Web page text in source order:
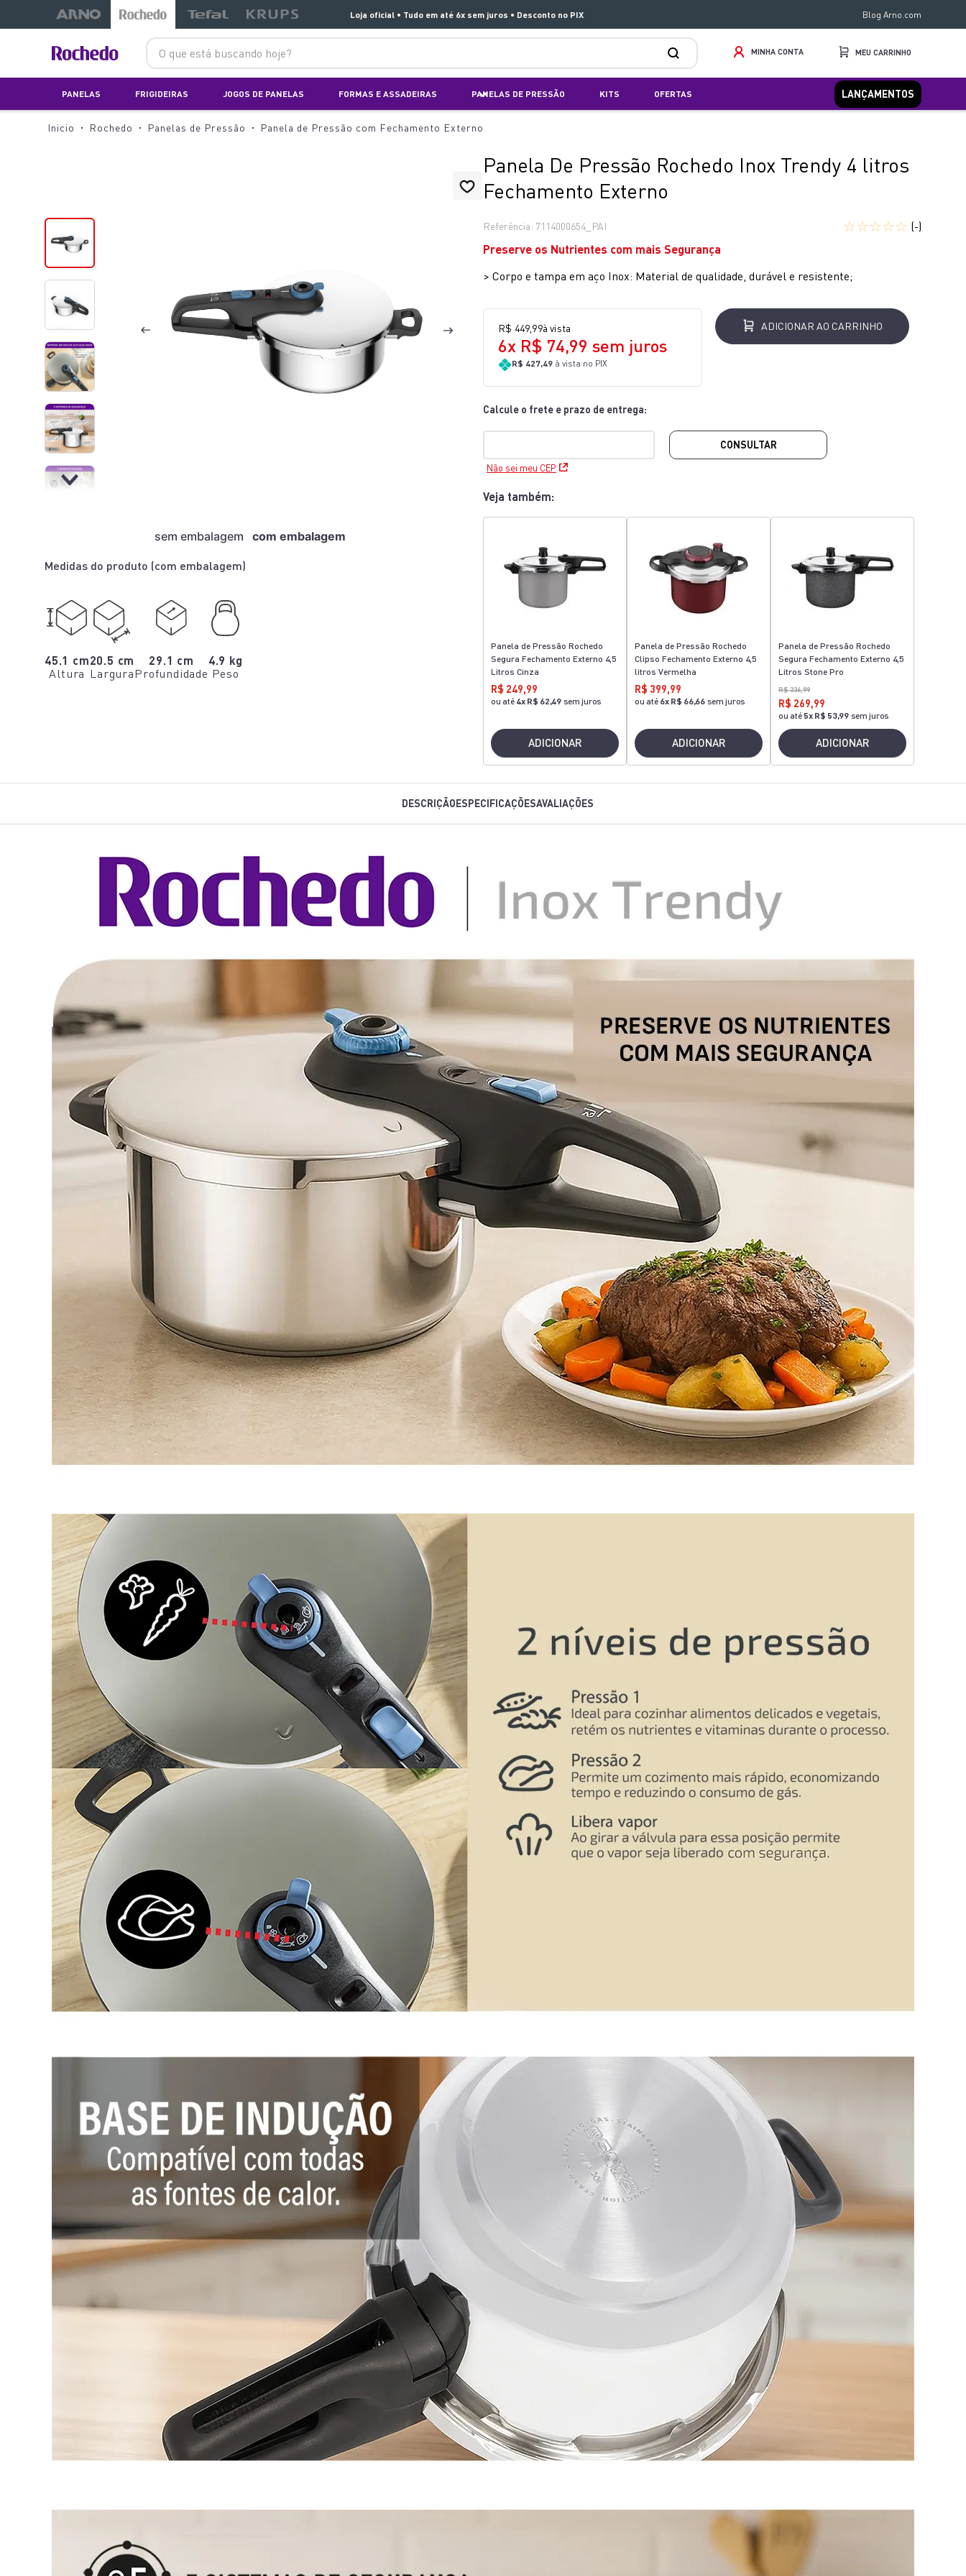
Loja oficial • Tudo em até 6x sem juros • Desconto no PIX Blog Arno.com
O que está buscando hoje?
MINHA CONTA
PANELAS FRIGIDEIRAS JOGOS DE PANELAS FORMAS E ASSADEIRAS PANELAS DE PRESSÃO KITS OFERTAS LANÇAMENTOS
Rochedo Panelas de Pressão Panela de Pressão com Fechamento Externo
Medidas do produto (com embalagem)
sem embalagem com embalagem
45.1 cm
Altura
20.5 cm
Largura
29.1 cm
Profundidade
4.9 kg
Peso
Panela De Pressão Rochedo Inox Trendy 4 litros
Fechamento Externo
Referência: 7114000654_PAI ☆☆☆☆☆ (-)
Preserve os Nutrientes com mais Segurança
> Corpo e tampa em aço Inox: Material de qualidade, durável e resistente;
R$ 449 99à vista
6x R$ 74,99 sem juros
R$ 427,49 à vista no PIX
ADICIONAR AO CARRINHO
Não sei meu CEP
CONSULTAR
Veja também:
LANÇAMENTOS
Panela de Pressão Rochedo
Segura Fechamento Externo 4,5
Litros Cinza
R$ 249,99
ou até 4x R$ 62,49 sem juros
ADICIONAR
LANÇAMENTOS
Panela de Pressão Rochedo
Clipso Fechamento Externo 4,5
litros Vermelha
R$ 399,99
ou até 6x R$ 66,66 sem juros
ADICIONAR
Panela de Pressão Rochedo
Segura Fechamento Externo 4,5
Litros Stone Pro
R$ 336,99
R$ 269,99
ou até 5x R$ 53,99 sem juros
ADICIONAR
DESCRIÇÃOESPECIFICAÇÕESAVALIAÇÕES
2º
air fryer arno easy fry extra superfície
jogo panelas rochedo stone pro
clipso vermelha
lightmix